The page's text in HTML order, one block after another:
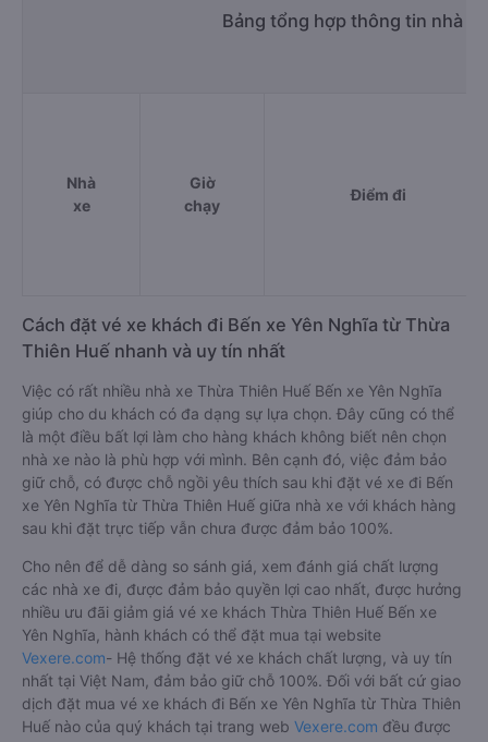
Bảng tổng hợp thông tin nhà
Nhà
xe
Giờ
chạy
Điểm đi
Cách đặt vé xe khách đi Bến xe Yên Nghĩa từ Thừa
Thiên Huế nhanh và uy tín nhất
Việc có rất nhiều nhà xe Thừa Thiên Huế Bến xe Yên Nghĩa
giúp cho du khách có đa dạng sự lựa chọn. Đây cũng có thể
là một điều bất lợi làm cho hàng khách không biết nên chọn
nhà xe nào là phù hợp với mình. Bên cạnh đó, việc đảm bảo
giữ chỗ, có được chỗ ngồi yêu thích sau khi đặt vé xe đi Bến
xe Yên Nghĩa từ Thừa Thiên Huế giữa nhà xe với khách hàng
sau khi đặt trực tiếp vẫn chưa được đảm bảo 100%.
Cho nên để dễ dàng so sánh giá, xem đánh giá chất lượng
các nhà xe đi, được đảm bảo quyền lợi cao nhất, được hưởng
nhiều ưu đãi giảm giá vé xe khách Thừa Thiên Huế Bến xe
Yên Nghĩa, hành khách có thể đặt mua tại website
Vexere.com- Hệ thống đặt vé xe khách chất lượng, và uy tín
nhất tại Việt Nam, đảm bảo giữ chỗ 100%. Đối với bất cứ giao
dịch đặt mua vé xe khách đi Bến xe Yên Nghĩa từ Thừa Thiên
Huế nào của quý khách tại trang web Vexere.com đều được